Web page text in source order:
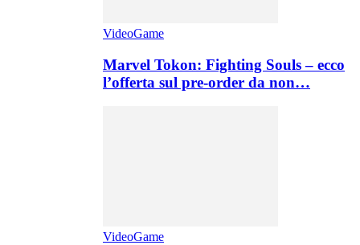
VideoGame
Marvel Tokon: Fighting Souls – ecco
l’offerta sul pre-order da non…
VideoGame